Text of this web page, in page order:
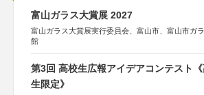
富山ガラス大賞展 2027
富山ガラス大賞展実行委員会、富山市、富山市ガ
館
第3回 高校生広報アイデアコンテスト
生限定》